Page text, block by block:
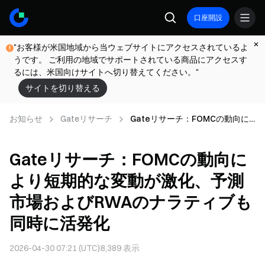
口座開設
"お客様が米国地域から当ウェブサイトにアクセスされているよ
うです。 ご利用の地域でサポートされている商品にアクセスす
るには、米国向けサイトへ切り替えてください。"
サイトを切り替える
お知らせ Gateリサーチ
Gateリサーチ：FOMCの動向に
時に活発化
Gateリサーチ：FOMCの動向に
より短期的な変動が激化、予測
市場およびRWAのナラティブも
同時に活発化
2026-04-30 07:21 (UTC)8,389表示